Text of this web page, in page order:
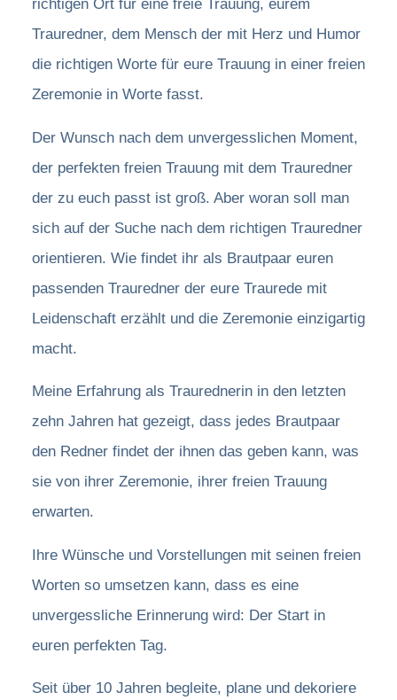
richtigen Ort für eine freie Trauung, eurem
Trauredner, dem Mensch der mit Herz und Humor
die richtigen Worte für eure Trauung in einer freien
Zeremonie in Worte fasst.
Der Wunsch nach dem unvergesslichen Moment,
der perfekten freien Trauung mit dem Trauredner
der zu euch passt ist groß. Aber woran soll man
sich auf der Suche nach dem richtigen Trauredner
orientieren. Wie findet ihr als Brautpaar euren
passenden Trauredner der eure Traurede mit
Leidenschaft erzählt und die Zeremonie einzigartig
macht.
Meine Erfahrung als Traurednerin in den letzten
zehn Jahren hat gezeigt, dass jedes Brautpaar
den Redner findet der ihnen das geben kann, was
sie von ihrer Zeremonie, ihrer freien Trauung
erwarten.
Ihre Wünsche und Vorstellungen mit seinen freien
Worten so umsetzen kann, dass es eine
unvergessliche Erinnerung wird: Der Start in
euren perfekten Tag.
Seit über 10 Jahren begleite, plane und dekoriere